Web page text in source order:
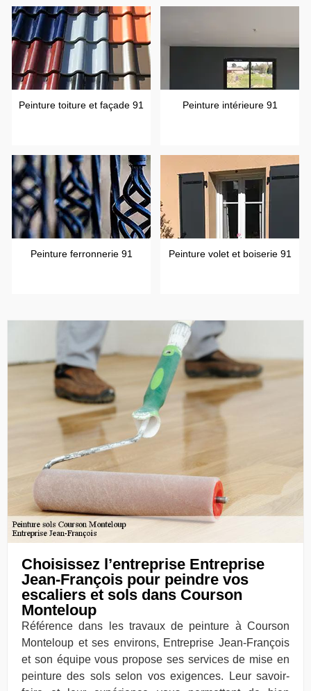
Peinture toiture et façade 91 Peinture intérieure 91
Peinture ferronnerie 91 Peinture volet et boiserie 91
Choisissez l’entreprise Entreprise
Jean-François pour peindre vos
escaliers et sols dans Courson
Monteloup
Référence dans les travaux de peinture à Courson
Monteloup et ses environs, Entreprise Jean-François
et son équipe vous propose ses services de mise en
peinture des sols selon vos exigences. Leur savoir-